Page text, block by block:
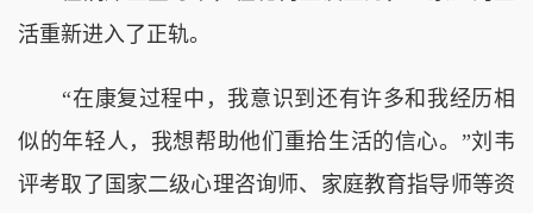
活重新进入了正轨。
“在康复过程中，我意识到还有许多和我经历相
似的年轻人，我想帮助他们重拾生活的信心。”刘韦
评考取了国家二级心理咨询师、家庭教育指导师等资